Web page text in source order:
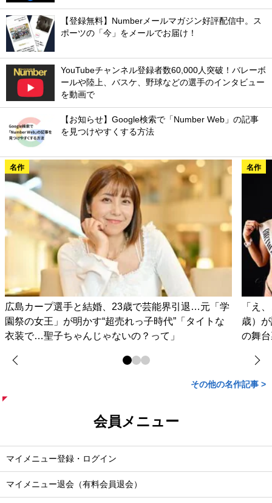
【登録無料】Numberメールマガジン好評配信中。ス
ポーツの「今」をメールでお届け！
YouTubeチャンネル登録者数60,000人突破！バレーボ
ールや陸上、バスケ、野球などの選手のインタビュー
を動画で
【お知らせ】Google検索で「Number Web」の記事
を見つけやすくする方法
名作
広島カープ選手と結婚、23歳で芸能界引退…元「学
園祭の女王」が明かす“超売れっ子時代”「タイトな
衣装で…聖子ちゃんじゃないの？って」
名作
「え
歳）
の舞
その他の名作記事 >
会員メニュー
マイメニュー登録・ログイン
マイメニュー退会（有料会員退会）